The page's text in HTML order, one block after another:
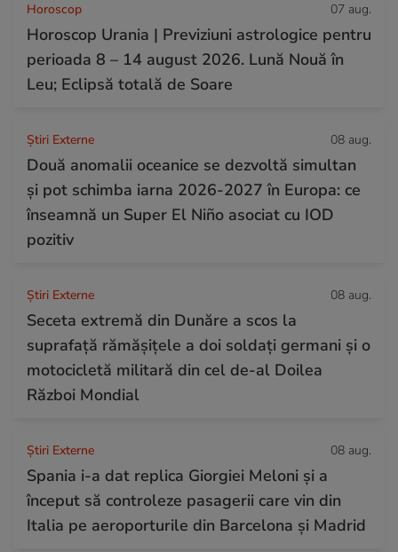
Horoscop 07 aug.
Horoscop Urania | Previziuni astrologice pentru
perioada 8 – 14 august 2026. Lună Nouă în
Leu; Eclipsă totală de Soare
Știri Externe 08 aug.
Două anomalii oceanice se dezvoltă simultan
și pot schimba iarna 2026-2027 în Europa: ce
înseamnă un Super El Niño asociat cu IOD
pozitiv
Știri Externe 08 aug.
Seceta extremă din Dunăre a scos la
suprafață rămășițele a doi soldați germani și o
motocicletă militară din cel de-al Doilea
Război Mondial
Știri Externe 08 aug.
Spania i-a dat replica Giorgiei Meloni și a
început să controleze pasagerii care vin din
Italia pe aeroporturile din Barcelona și Madrid